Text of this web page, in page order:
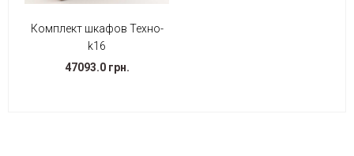
Комплект шкафов Техно-
k16
47093.0 грн.